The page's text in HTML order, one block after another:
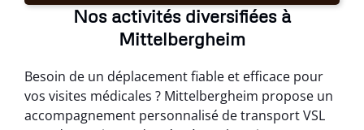
Nos activités diversifiées à
Mittelbergheim
Besoin de un déplacement fiable et efficace pour
vos visites médicales ? Mittelbergheim propose un
accompagnement personnalisé de transport VSL